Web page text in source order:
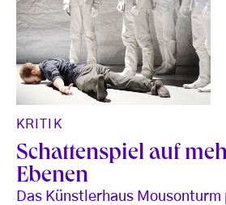
KRITIK
Schattenspiel auf
Ebenen
Das Künstlerhaus